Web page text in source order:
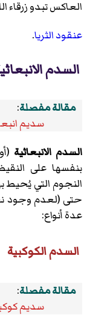
العاكس تبدو زرقاء
عنقود الثريا.
السدم
مقالة مفصلة:
سديم
السدم الانبعاثية
بنفسها على
النجوم التي يُحيط
حتى (لعدم وجود
عدة أنواع:
السدم الكوكبية
مقالة مفصلة:
سديم